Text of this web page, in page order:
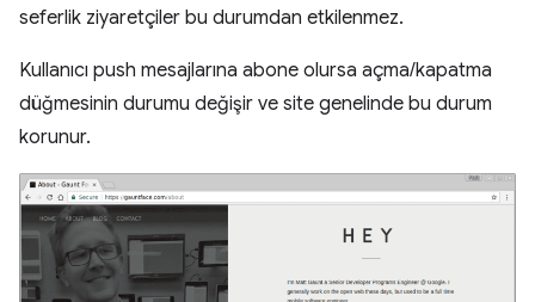
seferlik ziyaretçiler bu durumdan etkilenmez.
Kullanıcı push mesajlarına abone olursa açma/kapatma
düğmesinin durumu değişir ve site genelinde bu durum
korunur.